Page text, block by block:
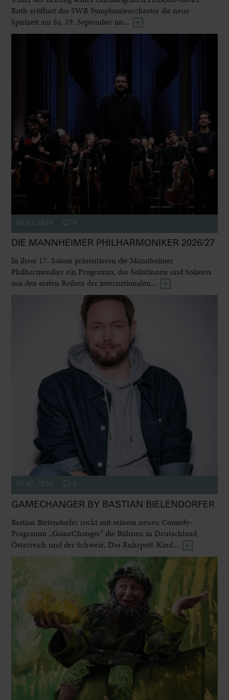
Roth eröffnet das SWR Symphonieorchester die neue
Spielzeit am Sa, 19. September im...
01.07.2026 0
DIE MANNHEIMER PHILHARMONIKER 2026/27
In ihrer 17. Saison präsentieren die Mannheimer
Philharmoniker ein Programm, das Solistinnen und Solisten
aus den ersten Reihen der internationalen...
01.07.2026 0
GAMECHANGER BY BASTIAN BIELENDORFER
Bastian Bielendorfer rockt mit seinem neuen Comedy-
Programm „GameChanger“ die Bühnen in Deutschland,
Österreich und der Schweiz. Das Ruhrpott-Kind...